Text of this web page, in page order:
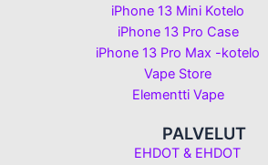
iPhone 13 Mini Kotelo
iPhone 13 Pro Case
iPhone 13 Pro Max -kotelo
Vape Store
Elementti Vape
PALVELUT
EHDOT & EHDOT